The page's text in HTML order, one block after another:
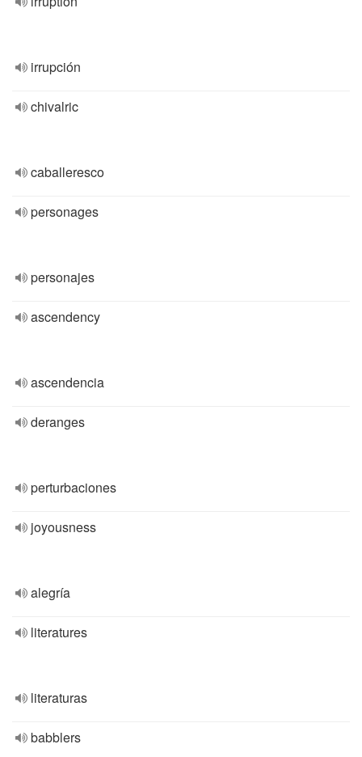
irrupción
chivalric
caballeresco
personages
personajes
ascendency
ascendencia
deranges
perturbaciones
joyousness
alegría
literatures
literaturas
babblers